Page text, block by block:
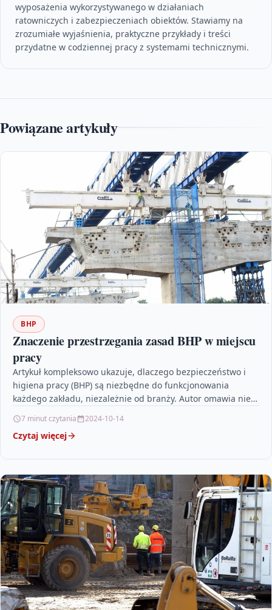
wyposażenia wykorzystywanego w działaniach
ratowniczych i zabezpieczeniach obiektów. Stawiamy na
zrozumiałe wyjaśnienia, praktyczne przykłady i treści
przydatne w codziennej pracy z systemami technicznymi.
Powiązane artykuły
BHP
Znaczenie przestrzegania zasad BHP w miejscu
pracy
Artykuł kompleksowo ukazuje, dlaczego bezpieczeństwo i
higiena pracy (BHP) są niezbędne do funkcjonowania
każdego zakładu, niezależnie od branży. Autor omawia nie
7 minut czytania 2024-10-14
Czytaj więcej